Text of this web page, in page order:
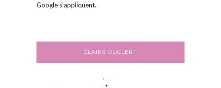
Google s’appliquent.
CLAIRE DUCLERT